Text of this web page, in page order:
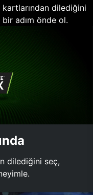
dilediğini
adım önde ol.
dilediğini seç,